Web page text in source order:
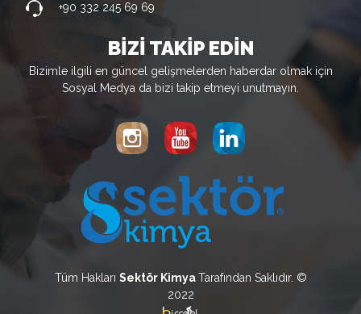
+90 332 245 69 69
BİZİ TAKİP EDİN
Bizimle ilgili en güncel gelişmelerden haberdar olmak için
Sosyal Medya da bizi takip etmeyi unutmayın.
Tüm Hakları Sektör KimyaTarafından Saklıdır. ©
2022